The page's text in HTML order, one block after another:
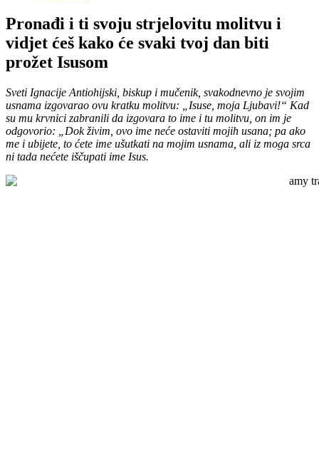
Pronađi i ti svoju strjelovitu molitvu i
vidjet ćeš kako će svaki tvoj dan biti
prožet Isusom
Sveti Ignacije Antiohijski, biskup i mučenik, svakodnevno je svojim
usnama izgovarao ovu kratku molitvu: „Isuse, moja Ljubavi!“ Kad
su mu krvnici zabranili da izgovara to ime i tu molitvu, on im je
odgovorio: „Dok živim, ovo ime neće ostaviti mojih usana; pa ako
me i ubijete, to ćete ime ušutkati na mojim usnama, ali iz moga srca
ni tada nećete iščupati ime Isus.